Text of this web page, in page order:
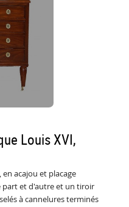
Louis XVI,
en acajou et placage
part et d'autre et un tiroir
à cannelures terminés